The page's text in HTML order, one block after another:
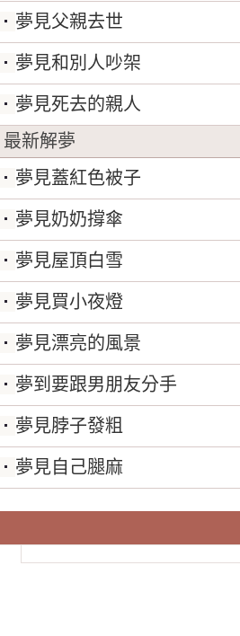
夢見父親去世
夢見和別人吵架
夢見死去的親人
最新解夢
夢見蓋紅色被子
夢見奶奶撐傘
夢見屋頂白雪
夢見買小夜燈
夢見漂亮的風景
夢到要跟男朋友分手
夢見脖子發粗
夢見自己腿麻